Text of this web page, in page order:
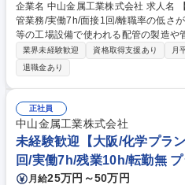
企業名 中山金属工業株式会社 求人名 【ベテラン歓迎】此花/プラントの配
管業務/実働7h/面接1回/離職率の低さが自慢 仕事の内容 大手化学
等の工場設備で使われる配管の製造や
工場で寸法を測り、当社で製作し、再
貫して携わることができます。 状況により作業を外注にお任せして、業務
量を調整しています。 そのため突発
時間程度と働きやすい環境を保ってい
勤した場合は、別途休日手当を支給し
員が丁寧にサポート致します。図面の
玉掛やガス溶接などの資格取得も支援
す。 募集職種 【ベテラン歓迎】此花/プラントの配管業務/実働7h/面接1
回/離職率の低さが自慢
業界未経験歓迎 資格取得支援あり 月
退職金あり
正社員
中山金属工業株式会社
未経験歓迎【大阪/化学プラ
回/実働7h/残業10h/転勤無
月給25万円～50万円